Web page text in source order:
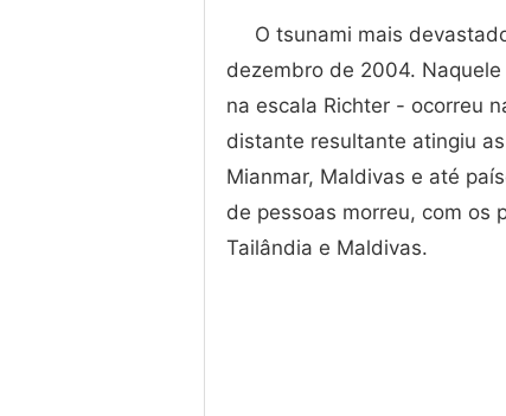
O tsunami mais
dezembro de 2004.
na escala Richter - ocorreu
distante resultante atingiu
Mianmar, Maldivas e até
de pessoas morreu, com os
Tailândia e Maldivas.